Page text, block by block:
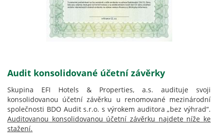
Audit konsolidované účetní závěrky
Skupina EFI Hotels & Properties, a.s. audituje svoji
konsolidovanou účetní závěrku u renomované mezinárodní
společnosti BDO Audit s.r.o. s výrokem auditora „bez výhrad“.
Auditovanou konsolidovanou účetní závěrku najdete níže ke
stažení.